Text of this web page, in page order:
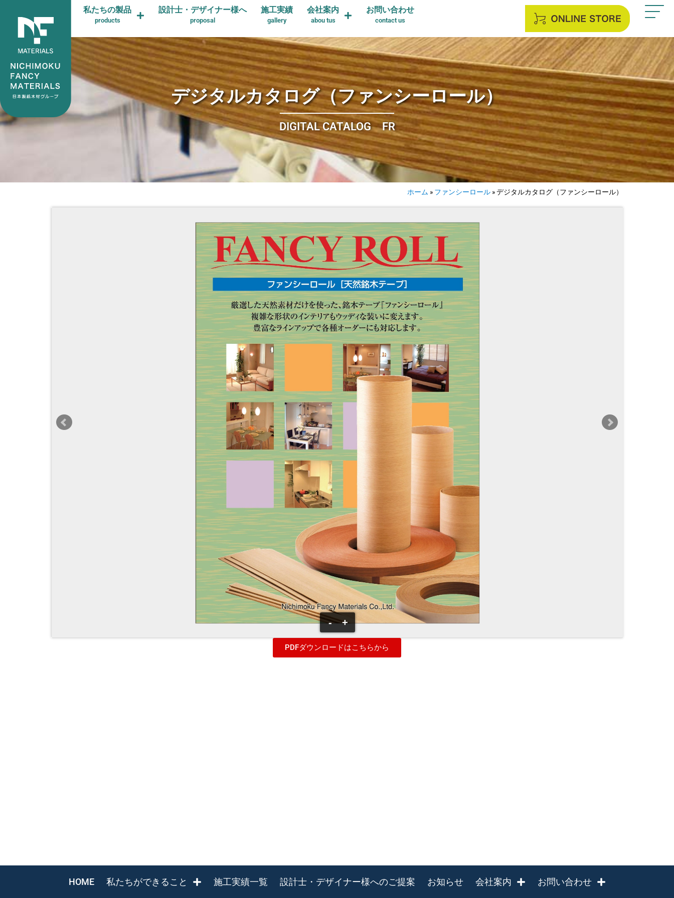
私たちの製品
products
設計士・デザイナー様へ
proposal
施工実績
gallery
会社案内
abou tus
お問い合わせ
contact us
デジタルカタログ（ファンシーロール）
DIGITAL CATALOG FR
ホーム » ファンシーロール »デジタルカタログ（ファンシーロール）
- +
PDFダウンロードはこちらから
HOME 私たちができること 施工実績一覧 設計士・デザイナー様へのご提案 お知らせ 会社案内 お問い合わせ